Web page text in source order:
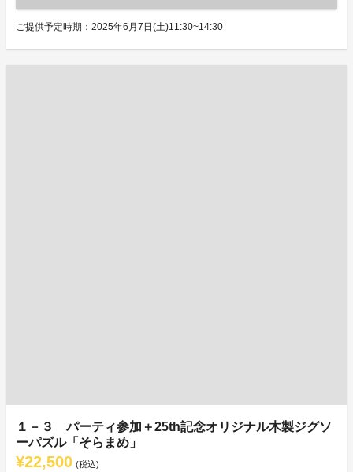
ご提供予定時期：2025年6月7日(土)11:30~14:30
１－３ パーティ参加＋25th記念オリジナル木製ジグソ
ーパズル「そらまめ」
¥22,500 (税込)